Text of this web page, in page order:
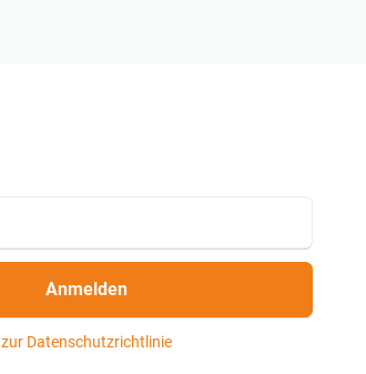
Anmelden
zur Datenschutzrichtlinie